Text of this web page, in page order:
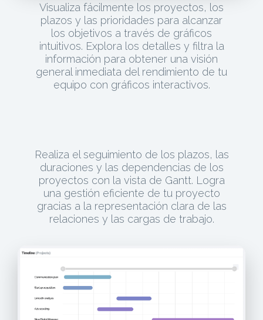
Visualiza fácilmente los proyectos, los
plazos y las prioridades para alcanzar
los objetivos a través de gráficos
intuitivos. Explora los detalles y filtra la
información para obtener una visión
general inmediata del rendimiento de tu
equipo con gráficos interactivos.
Realiza el seguimiento de los plazos, las
duraciones y las dependencias de los
proyectos con la vista de Gantt. Logra
una gestión eficiente de tu proyecto
gracias a la representación clara de las
relaciones y las cargas de trabajo.